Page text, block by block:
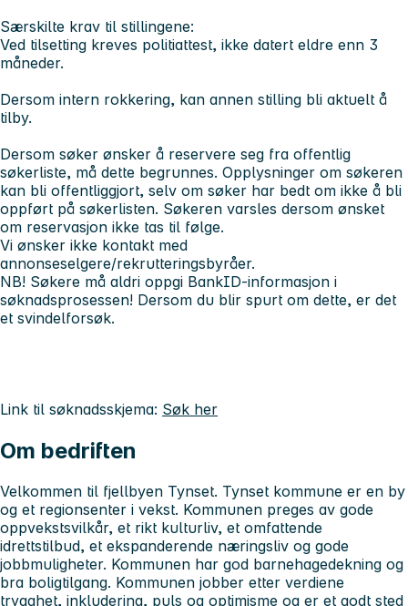
Særskilte krav til stillingene:
Ved tilsetting kreves politiattest, ikke datert eldre enn 3
måneder.
Dersom intern rokkering, kan annen stilling bli aktuelt å
tilby.
Dersom søker ønsker å reservere seg fra offentlig
søkerliste, må dette begrunnes. Opplysninger om søkeren
kan bli offentliggjort, selv om søker har bedt om ikke å bli
oppført på søkerlisten. Søkeren varsles dersom ønsket
om reservasjon ikke tas til følge.
Vi ønsker ikke kontakt med
annonseselgere/rekrutteringsbyråer.
NB! Søkere må aldri oppgi BankID-informasjon i
søknadsprosessen! Dersom du blir spurt om dette, er det
et svindelforsøk.
Link til søknadsskjema: Søk her
Om bedriften
Velkommen til fjellbyen Tynset. Tynset kommune er en by
og et regionsenter i vekst. Kommunen preges av gode
oppvekstsvilkår, et rikt kulturliv, et omfattende
idrettstilbud, et ekspanderende næringsliv og gode
jobbmuligheter. Kommunen har god barnehagedekning og
bra boligtilgang. Kommunen jobber etter verdiene
trygghet, inkludering, puls og optimisme og er et godt sted